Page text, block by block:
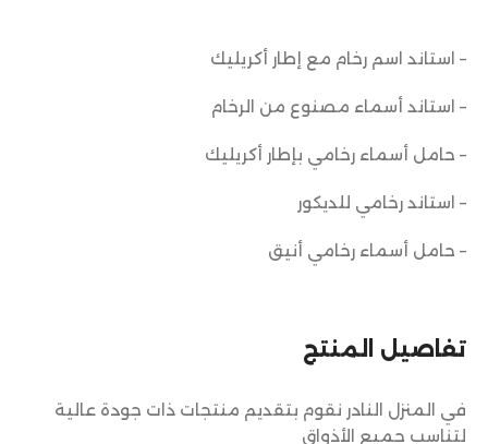
تفاصيل المنتج
في المنزل النادر نقوم بتقديم منتجات ذات جودة عالية
لتناسب جميع الأذواق
– استاند اسم رخام مع إطار أكريليك
– استاند أسماء مصنوع من الرخام
– حامل أسماء رخامي بإطار أكريليك
– استاند رخامي للديكور
– حامل أسماء رخامي أنيق